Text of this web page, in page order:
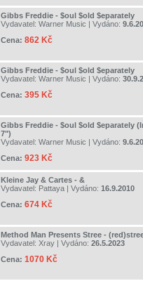
Gibbs Freddie - $oul $old $eparately
Vydavatel: Warner Music | Vydáno:
Cena: 862 Kč
Gibbs Freddie - $oul $old $eparately
Vydavatel: Warner Music | Vydáno:
Cena: 395 Kč
Gibbs Freddie - $oul $old $eparately
7")
Vydavatel: Warner Music | Vydáno:
Cena: 923 Kč
Kleine Jay & Cartes - &
Vydavatel: Pattaya | Vydáno: 16.9.2010
Cena: 674 Kč
Method Man Presents Stree -
Vydavatel: Xray | Vydáno: 26.5.2023
Cena: 1070 Kč